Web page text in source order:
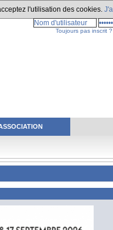
l'utilisation des cookies.
Toujours pas inscrit ?